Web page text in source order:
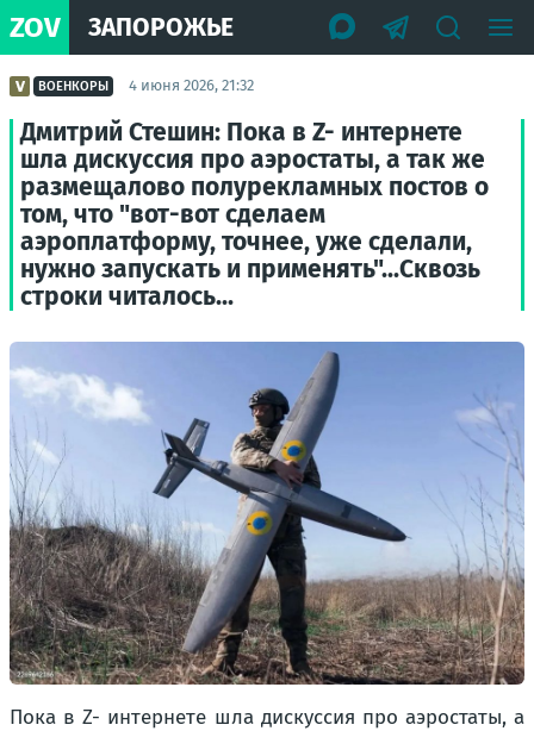
ZOV ЗАПОРОЖЬЕ
ВОЕНКОРЫ 4 июня 2026, 21:32
Дмитрий Стешин: Пока в Z- интернете
шла дискуссия про аэростаты, а так же
размещалово полурекламных постов о
том, что "вот-вот сделаем
аэроплатформу, точнее, уже сделали,
нужно запускать и применять"...Сквозь
строки читалось...
Пока в Z- интернете шла дискуссия про аэростаты, а